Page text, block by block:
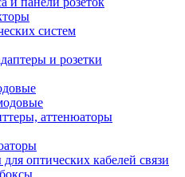
систем
и розетки
аттенюаторы
оптических кабелей связи